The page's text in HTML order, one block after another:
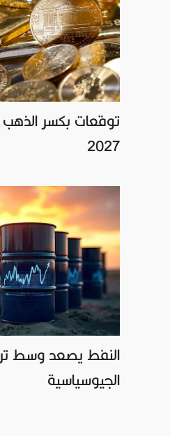
2027
النفط يصعد وسط
الجيوسياسية